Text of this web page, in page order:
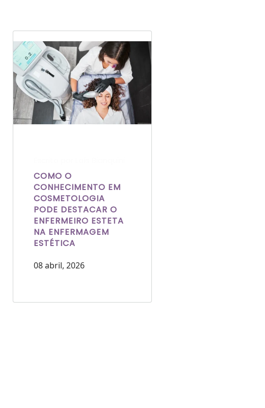
COMO O
CONHECIMENTO EM
COSMETOLOGIA
PODE DESTACAR O
ENFERMEIRO ESTETA
NA ENFERMAGEM
ESTÉTICA
08 abril, 2026